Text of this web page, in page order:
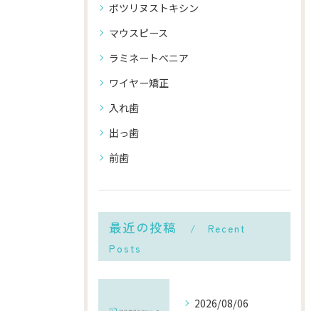
ボツリヌストキシン
マウスピース
ラミネートべニア
ワイヤー矯正
入れ歯
出っ歯
前歯
最近の投稿
Recent
Posts
2026/08/06